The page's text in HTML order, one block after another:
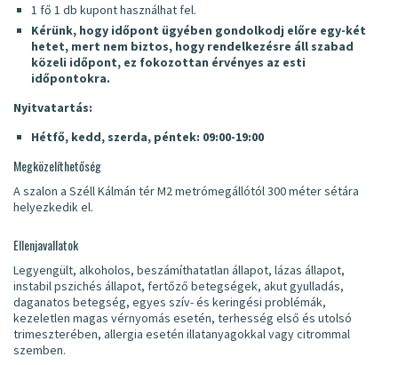
1 fő 1 db kupont használhat fel.
Kérünk, hogy időpont ügyében gondolkodj előre egy-két
hetet, mert nem biztos, hogy rendelkezésre áll szabad
közeli időpont, ez fokozottan érvényes az esti
időpontokra.
Nyitvatartás:
Hétfő, kedd, szerda, péntek: 09:00-19:00
Megközelíthetőség
A szalon a Széll Kálmán tér M2 metrómegállótól 300 méter sétára
helyezkedik el.
Ellenjavallatok
Legyengült, alkoholos, beszámíthatatlan állapot, lázas állapot,
instabil pszichés állapot, fertőző betegségek, akut gyulladás,
daganatos betegség, egyes szív- és keringési problémák,
kezeletlen magas vérnyomás esetén, terhesség első és utolsó
trimeszterében, allergia esetén illatanyagokkal vagy citrommal
szemben.